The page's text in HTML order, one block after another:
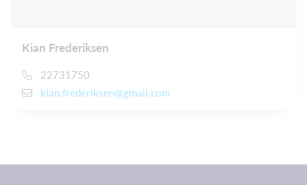
Kian Frederiksen
22731750
kian.frederiksen@gmail.com